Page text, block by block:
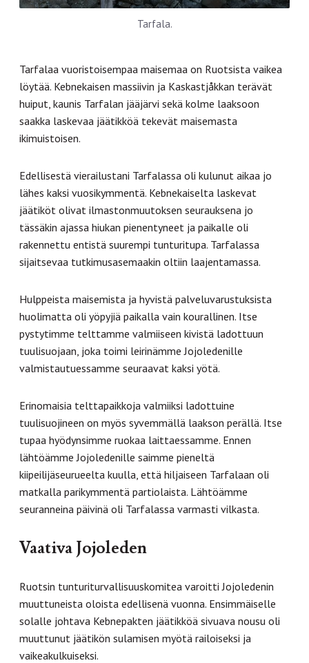
Tarfala.
Tarfalaa vuoristoisempaa maisemaa on Ruotsista vaikea
löytää. Kebnekaisen massiivin ja Kaskastjåkkan terävät
huiput, kaunis Tarfalan jääjärvi sekä kolme laaksoon
saakka laskevaa jäätikköä tekevät maisemasta
ikimuistoisen.
Edellisestä vierailustani Tarfalassa oli kulunut aikaa jo
lähes kaksi vuosikymmentä. Kebnekaiselta laskevat
jäätiköt olivat ilmastonmuutoksen seurauksena jo
tässäkin ajassa hiukan pienentyneet ja paikalle oli
rakennettu entistä suurempi tunturitupa. Tarfalassa
sijaitsevaa tutkimusasemaakin oltiin laajentamassa.
Hulppeista maisemista ja hyvistä palveluvarustuksista
huolimatta oli yöpyjiä paikalla vain kourallinen. Itse
pystytimme telttamme valmiiseen kivistä ladottuun
tuulisuojaan, joka toimi leirinämme Jojoledenille
valmistautuessamme seuraavat kaksi yötä.
Erinomaisia telttapaikkoja valmiiksi ladottuine
tuulisuojineen on myös syvemmällä laakson perällä. Itse
tupaa hyödynsimme ruokaa laittaessamme. Ennen
lähtöämme Jojoledenille saimme pieneltä
kiipeilijäseurueelta kuulla, että hiljaiseen Tarfalaan oli
matkalla parikymmentä partiolaista. Lähtöämme
seuranneina päivinä oli Tarfalassa varmasti vilkasta.
Vaativa Jojoleden
Ruotsin tunturiturvallisuuskomitea varoitti Jojoledenin
muuttuneista oloista edellisenä vuonna. Ensimmäiselle
solalle johtava Kebnepakten jäätikköä sivuava nousu oli
muuttunut jäätikön sulamisen myötä railoiseksi ja
vaikeakulkuiseksi.